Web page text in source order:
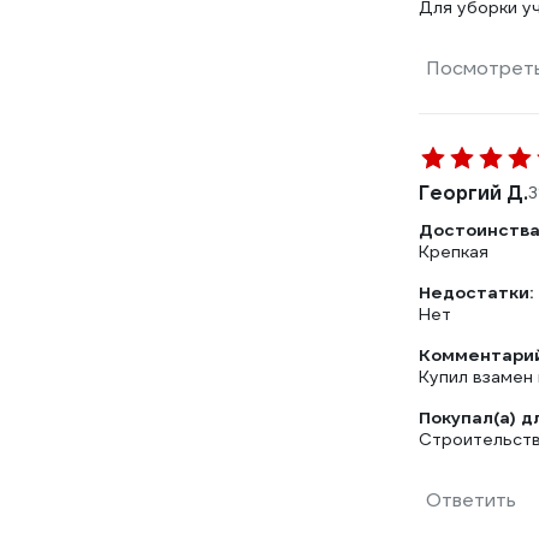
Для уборки
Георгий Д.
Крепкая
Недостатки:
Нет
Купил
Покупал(а)
Ответить